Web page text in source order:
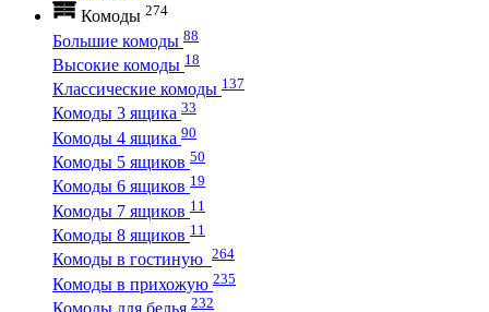
Комоды 274
Большие комоды 88
Высокие комоды 18
Классические комоды 137
Комоды 3 ящика 33
Комоды 4 ящика 90
Комоды 5 ящиков 50
Комоды 6 ящиков 19
Комоды 7 ящиков 11
Комоды 8 ящиков 11
Комоды в гостиную 264
Комоды в прихожую 235
232